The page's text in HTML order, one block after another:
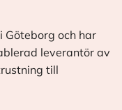
Göteborg och har
leverantör av
till